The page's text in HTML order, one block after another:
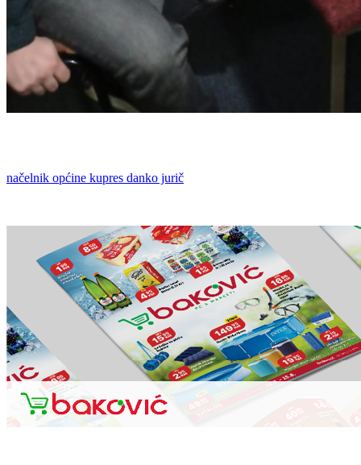
načelnik općine kupres danko jurič